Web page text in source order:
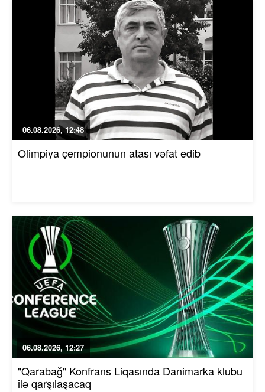
06.08.2026, 12:48
Olimpiya çempionunun atası vəfat edib
06.08.2026, 12:27
"Qarabağ" Konfrans Liqasında Danimarka klubu
ilə qarşılaşacaq